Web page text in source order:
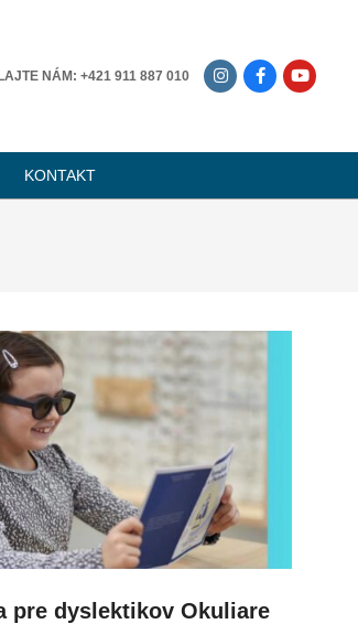
NÁM: +421 911 887 010
KONTAKT
pre dyslektikov Okuliare